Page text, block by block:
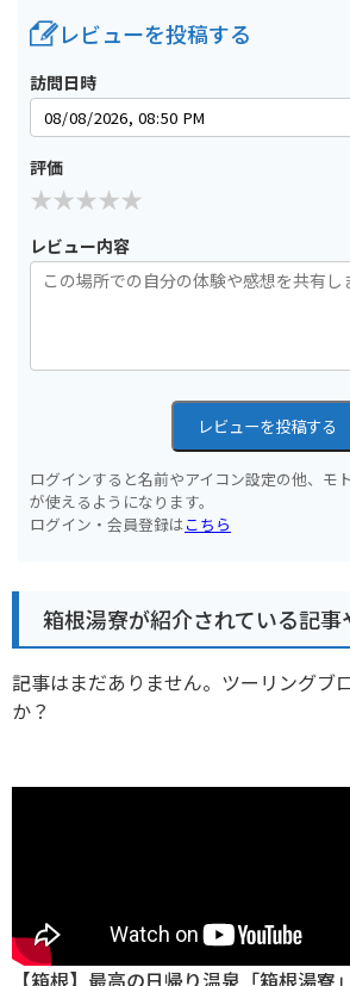
レビューを投稿する
訪問日時
評価
レビュー内容
レビューを投稿する
ログインすると名前やアイコン設定の他、モ
が使えるようになります。
ログイン・会員登録はこちら
箱根湯寮が紹介されている記事
記事はまだありません。ツーリングブ
か？